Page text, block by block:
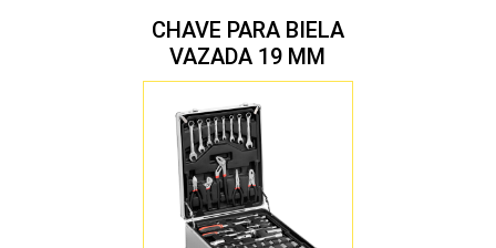
CHAVE PARA BIELA
VAZADA 19 MM